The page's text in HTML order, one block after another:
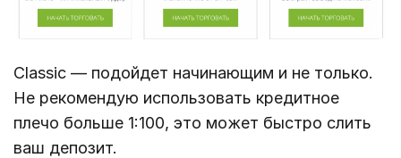
Classic — подойдет начинающим и не только.
Не рекомендую использовать кредитное
плечо больше 1:100, это может быстро слить
ваш депозит.